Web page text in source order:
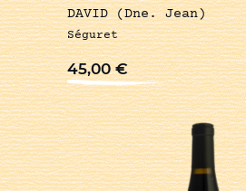
DAVID (Dne. Jean)
Séguret
45,00€